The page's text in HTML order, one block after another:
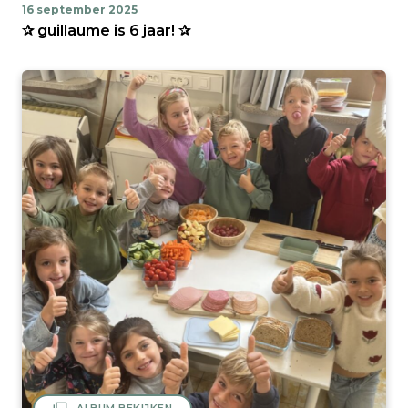
16 september 2025
✰ guillaume is 6 jaar! ✰